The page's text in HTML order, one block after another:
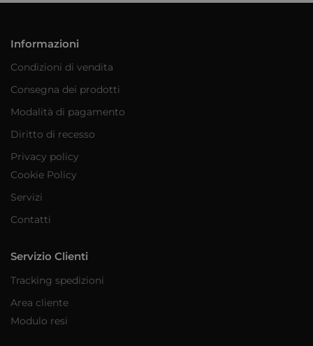
Informazioni
Condizioni di vendita
Consegna dei prodotti
Modalità di pagamento
Diritto di recesso
Privacy policy
Cookie Policy
Servizi
Contatti
Servizio Clienti
Tracking spedizioni
Area cliente
Modulo resi